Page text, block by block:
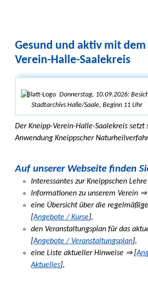
Gesund und aktiv mit
Verein-Halle-Saalekreis
Donnerstag, 10.09.2026:
Stadtarchivs Halle/Saale, Beginn 11 Uhr
Der Kneipp-Verein-Halle-Saalekreis setzt
Anwendung Kneippscher
Auf unserer Webseite finden
Interessantes zur Kneippschen
Informationen zu unserem Verein ⇒
eine Übersicht über die
[Angebote / Kurse],
den Veranstaltungsplan für das
[Angebote / Veranstaltungsplan],
eine Liste aktueller Hinweise ⇒ [
Aktuelles],